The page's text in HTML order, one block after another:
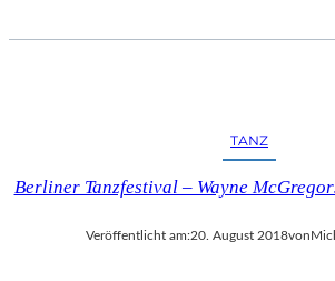
TANZ
Berliner Tanzfestival – Wayne
Veröffentlicht am:20. August 2018von